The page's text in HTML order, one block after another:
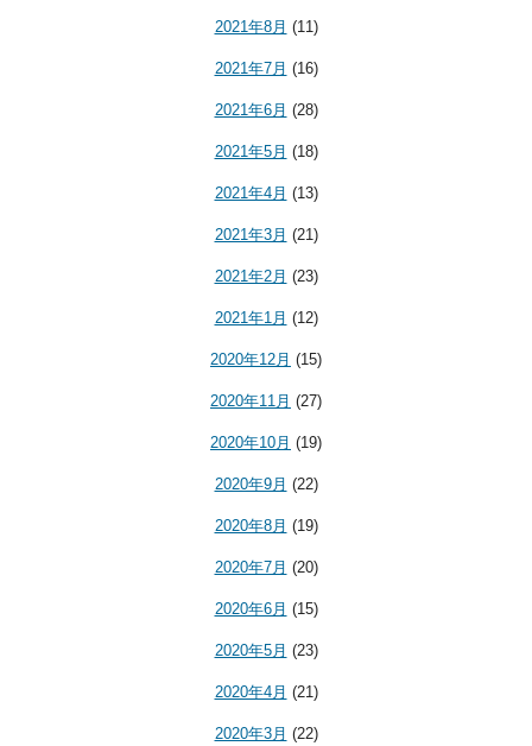
2021年8月 (11)
2021年7月 (16)
2021年6月 (28)
2021年5月 (18)
2021年4月 (13)
2021年3月 (21)
2021年2月 (23)
2021年1月 (12)
2020年12月 (15)
2020年11月 (27)
2020年10月 (19)
2020年9月 (22)
2020年8月 (19)
2020年7月 (20)
2020年6月 (15)
2020年5月 (23)
2020年4月 (21)
2020年3月 (22)